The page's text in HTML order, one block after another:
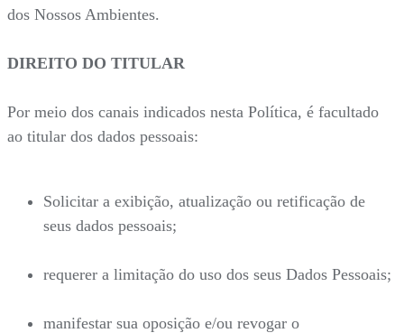
dos Nossos Ambientes.
DIREITO DO TITULAR
Por meio dos canais indicados nesta Política, é facultado
ao titular dos dados pessoais:
Solicitar a exibição, atualização ou retificação de
seus dados pessoais;
requerer a limitação do uso dos seus Dados Pessoais;
manifestar sua oposição e/ou revogar o